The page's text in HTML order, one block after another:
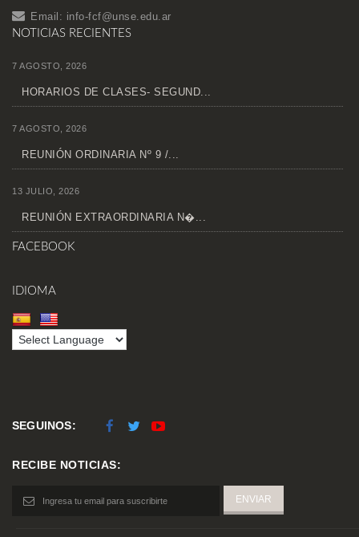
Email: info-fcf@unse.edu.ar
NOTICIAS RECIENTES
7 AGOSTO, 2026
HORARIOS DE CLASES- SEGUND...
7 AGOSTO, 2026
REUNIÓN ORDINARIA Nº 9 /...
13 JULIO, 2026
REUNIÓN EXTRAORDINARIA N�...
FACEBOOK
IDIOMA
SEGUINOS:
RECIBE NOTICIAS: